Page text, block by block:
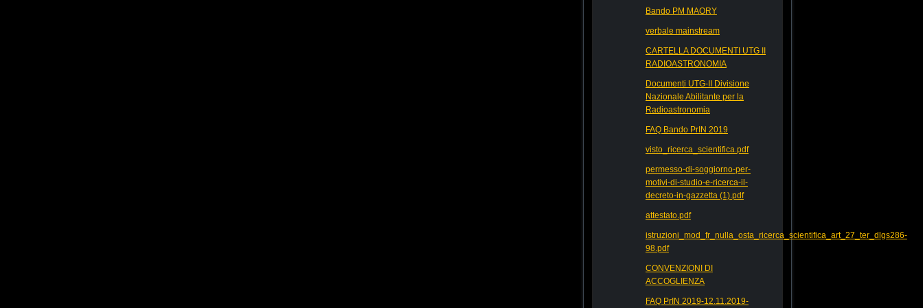
Bando PM MAORY
verbale mainstream
CARTELLA DOCUMENTI UTG II
RADIOASTRONOMIA
Documenti UTG-II Divisione
Nazionale Abilitante per la
Radioastronomia
FAQ Bando PrIN 2019
visto_ricerca_scientifica.pdf
permesso-di-soggiorno-per-
motivi-di-studio-e-ricerca-il-
decreto-in-gazzetta (1).pdf
attestato.pdf
istruzioni_mod_fr_nulla_osta_ricerca_scientifica_art_27_ter_dlgs286-
98.pdf
CONVENZIONI DI
ACCOGLIENZA
FAQ PrIN 2019-12.11.2019-